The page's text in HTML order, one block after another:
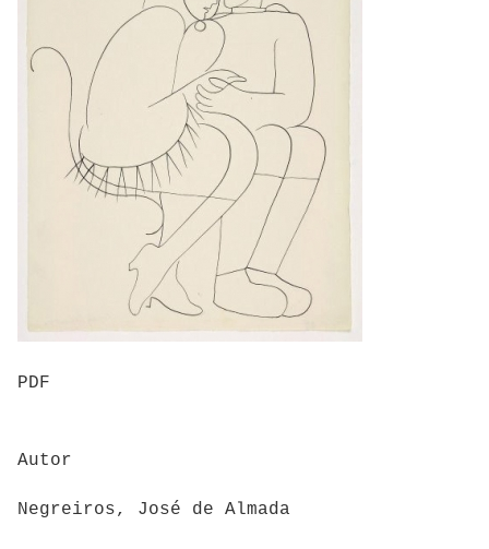
PDF
Autor
Negreiros, José de Almada